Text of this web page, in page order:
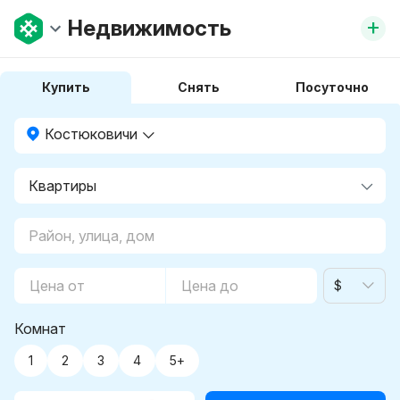
Недвижимость +
Купить Снять Посуточно
Костюковичи
$
Комнат
1 2 3 4 5+